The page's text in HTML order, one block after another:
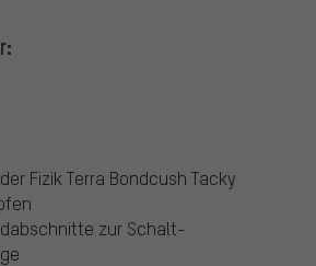
Fizik Terra Bondcush Tacky
zur Schalt-